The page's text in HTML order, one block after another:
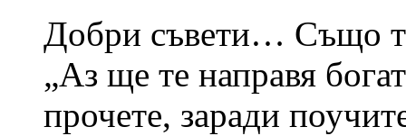
Добри съвети… Също
„Аз ще те направя
прочете, заради